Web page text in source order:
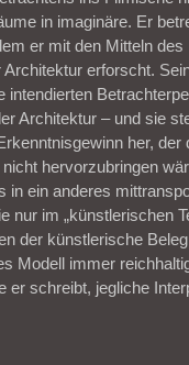
in imaginäre. Er
er mit den Mitteln des
erforscht.
intendierten
Architektur – und sie
her, der
hervorzubringen
ein anderes
nur im „künstlerischen
der künstlerische
Modell immer
er schreibt, jegliche